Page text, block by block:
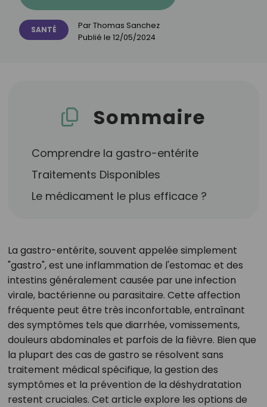
SANTÉ ParThomas Sanchez
Publié le 12/05/2024
Sommaire
Comprendre la gastro-entérite
Traitements Disponibles
Le médicament le plus efficace ?
La gastro-entérite, souvent appelée simplement
"gastro", est une inflammation de l'estomac et des
intestins généralement causée par une infection
virale, bactérienne ou parasitaire. Cette affection
fréquente peut être très inconfortable, entraînant
des symptômes tels que diarrhée, vomissements,
douleurs abdominales et parfois de la fièvre. Bien que
la plupart des cas de gastro se résolvent sans
traitement médical spécifique, la gestion des
symptômes et la prévention de la déshydratation
restent cruciales. Cet article explore les options de